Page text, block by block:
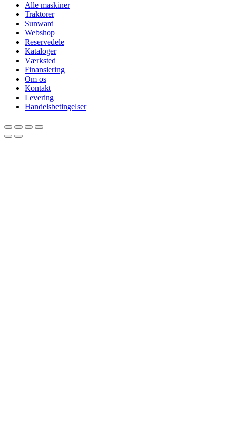
Alle maskiner
Traktorer
Sunward
Webshop
Reservedele
Kataloger
Værksted
Finansiering
Om os
Kontakt
Levering
Handelsbetingelser